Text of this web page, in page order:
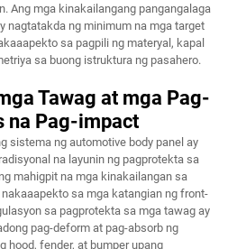
Ang mga kinakailangang pangangalaga
nagtatakda ng minimum na mga target
sa pagpili ng materyal, kapal
sa buong istruktura ng pasahero.
Tawag at mga Pag-
na Pag-impact
sistema ng automotive body panel ay
na layunin ng pagprotekta sa
mahigpit na mga kinakailangan sa
sa mga katangian ng front-
sa pagprotekta sa mga tawag ay
pag-deform at pag-absorb ng
hood, fender, at bumper upang